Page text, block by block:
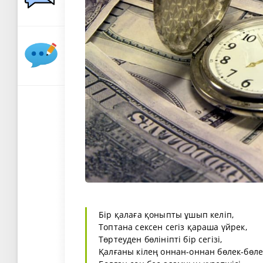
Бір қалаға қоныпты ұшып келіп,
Топтана сексен сегіз қараша үйрек,
Төртеуден бөлініпті бір сегізі,
Қалғаны кілең оннан-оннан бөлек-